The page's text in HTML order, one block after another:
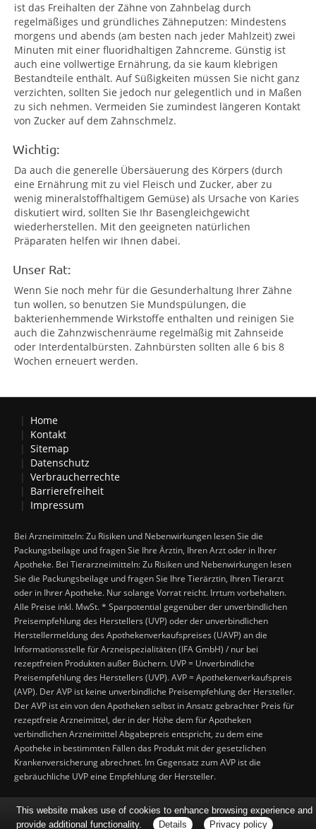
ist das Freihalten der Zähne von Zahnbelag durch
regelmäßiges und gründliches Zähneputzen: Mindestens
morgens und abends (am besten nach jeder Mahlzeit) zwei
Minuten mit einer fluoridhaltigen Zahncreme. Günstig ist
auch eine vollwertige Ernährung, da sie kaum klebrigen
Bestandteile enthält. Auf Süßigkeiten müssen Sie nicht ganz
verzichten, sollten Sie jedoch nur gelegentlich und in Maßen
zu sich nehmen. Vermeiden Sie zumindest längeren Kontakt
von Zucker auf dem Zahnschmelz.
Wichtig:
Da auch die generelle Übersäuerung des Körpers (durch
eine Ernährung mit zu viel Fleisch und Zucker, aber zu
wenig mineralstoffhaltigem Gemüse) als Ursache von Karies
diskutiert wird, sollten Sie Ihr Basengleichgewicht
wiederherstellen. Mit den geeigneten natürlichen
Präparaten helfen wir Ihnen dabei.
Unser Rat:
Wenn Sie noch mehr für die Gesunderhaltung Ihrer Zähne
tun wollen, so benutzen Sie Mundspülungen, die
bakterienhemmende Wirkstoffe enthalten und reinigen Sie
auch die Zahnzwischenräume regelmäßig mit Zahnseide
oder Interdentalbürsten. Zahnbürsten sollten alle 6 bis 8
Wochen erneuert werden.
Home
Kontakt
Sitemap
Datenschutz
Verbraucherrechte
Barrierefreiheit
Impressum
Bei Arzneimitteln: Zu Risiken und Nebenwirkungen lesen Sie die
Packungsbeilage und fragen Sie Ihre Ärztin, Ihren Arzt oder in Ihrer
Apotheke. Bei Tierarzneimitteln: Zu Risiken und Nebenwirkungen lesen
Sie die Packungsbeilage und fragen Sie Ihre Tierärztin, Ihren Tierarzt
oder in Ihrer Apotheke. Nur solange Vorrat reicht. Irrtum vorbehalten.
Alle Preise inkl. MwSt. * Sparpotential gegenüber der unverbindlichen
Preisempfehlung des Herstellers (UVP) oder der unverbindlichen
Herstellermeldung des Apothekenverkaufspreises (UAVP) an die
Informationsstelle für Arzneispezialitäten (IFA GmbH) / nur bei
rezeptfreien Produkten außer Büchern. UVP = Unverbindliche
Preisempfehlung des Herstellers (UVP). AVP = Apothekenverkaufspreis
(AVP). Der AVP ist keine unverbindliche Preisempfehlung der Hersteller.
Der AVP ist ein von den Apotheken selbst in Ansatz gebrachter Preis für
rezeptfreie Arzneimittel, der in der Höhe dem für Apotheken
verbindlichen Arzneimittel Abgabepreis entspricht, zu dem eine
Apotheke in bestimmten Fällen das Produkt mit der gesetzlichen
Krankenversicherung abrechnet. Im Gegensatz zum AVP ist die
gebräuchliche UVP eine Empfehlung der Hersteller.
This website makes use of cookies to enhance browsing experience and
provide additional functionality.
Details Privacy policy